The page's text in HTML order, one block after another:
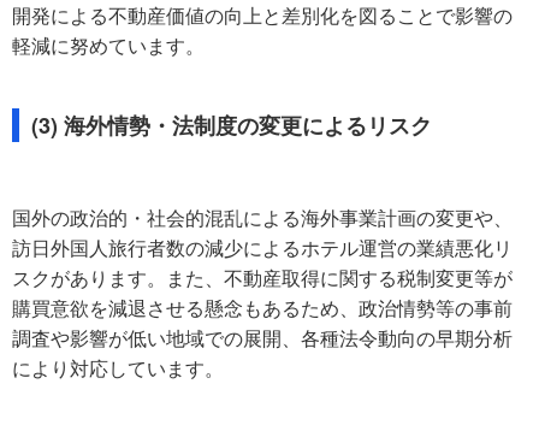
開発による不動産価値の向上と差別化を図ることで影響の
軽減に努めています。
(3) 海外情勢・法制度の変更によるリスク
国外の政治的・社会的混乱による海外事業計画の変更や、
訪日外国人旅行者数の減少によるホテル運営の業績悪化リ
スクがあります。また、不動産取得に関する税制変更等が
購買意欲を減退させる懸念もあるため、政治情勢等の事前
調査や影響が低い地域での展開、各種法令動向の早期分析
により対応しています。